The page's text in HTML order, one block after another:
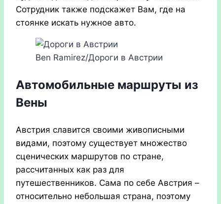
Сотрудник также подскажет Вам, где на
стоянке искать нужное авто.
Ben Ramirez/Дороги в Австрии
Автомобильные маршруты из
Вены
Австрия славится своими живописными
видами, поэтому существует множество
сценических маршрутов по стране,
рассчитанных как раз для
путешественников. Сама по себе Австрия –
относительно небольшая страна, поэтому